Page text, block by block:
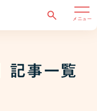
メニュー
」記事一覧